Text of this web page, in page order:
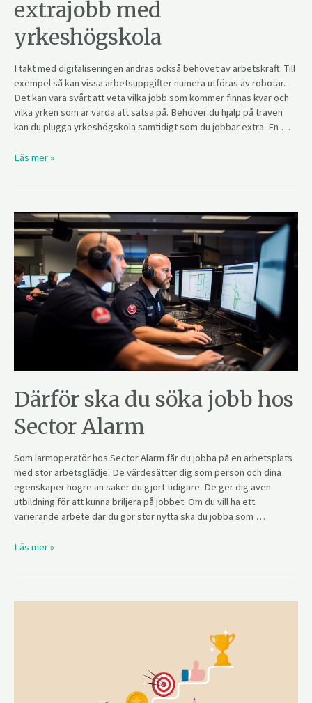
extrajobb med
yrkeshögskola
I takt med digitaliseringen ändras också behovet av arbetskraft. Till
exempel så kan vissa arbetsuppgifter numera utföras av robotar.
Det kan vara svårt att veta vilka jobb som kommer finnas kvar och
vilka yrken som är värda att satsa på. Behöver du hjälp på traven
kan du plugga yrkeshögskola samtidigt som du jobbar extra. En …
Läs mer »
Därför ska du söka jobb hos
Sector Alarm
Som larmoperatör hos Sector Alarm får du jobba på en arbetsplats
med stor arbetsglädje. De värdesätter dig som person och dina
egenskaper högre än saker du gjort tidigare. De ger dig även
utbildning för att kunna briljera på jobbet. Om du vill ha ett
varierande arbete där du gör stor nytta ska du jobba som …
Läs mer »